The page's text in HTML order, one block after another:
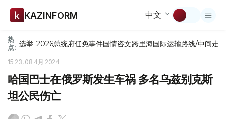
KAZINFORM 中文
热
点: 选举-2026总统府任免事件国情咨文跨里海国际运输路线/中间走廊
15:23, 08 4月 2024
哈国巴士在俄罗斯发生车祸 多名乌兹别克斯
坦公民伤亡